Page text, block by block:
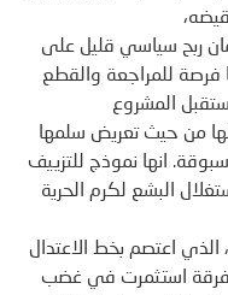
ربح سياسي قليل على
للمراجعة والقطع
المشروع
من حيث تعريض سلمها
انها نموذج للتزييف
البشع لكرم الحرية
الذي اعتصم بخط الاعتدال
فرقة استثمرت في غضب